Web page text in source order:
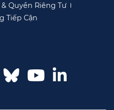
Quyền Riêng Tư​​
Tiếp Cận​​